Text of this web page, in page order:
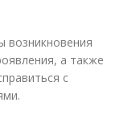
возникновения
а также
с